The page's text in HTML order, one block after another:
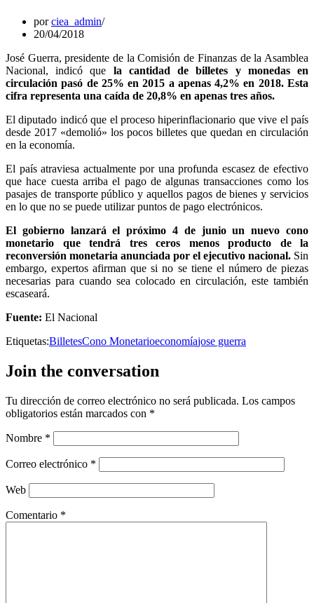
porciea_admin
20/04/2018
José Guerra, presidente de la Comisión de Finanzas de la Asamblea
Nacional, indicó que la cantidad de billetes y monedas en
circulación pasó de 25% en 2015 a apenas 4,2% en 2018. Esta
cifra representa una caída de 20,8% en apenas tres años.
El diputado indicó que el proceso hiperinflacionario que vive el país
desde 2017 «demolió» los pocos billetes que quedan en circulación
en la economía.
El país atraviesa actualmente por una profunda escasez de efectivo
que hace cuesta arriba el pago de algunas transacciones como los
pasajes de transporte público y aquellos pagos de bienes y servicios
en lo que no se puede utilizar puntos de pago electrónicos.
El gobierno lanzará el próximo 4 de junio un nuevo cono
monetario que tendrá tres ceros menos producto de la
reconversión monetaria anunciada por el ejecutivo nacional. Sin
embargo, expertos afirman que si no se tiene el número de piezas
necesarias para cuando sea colocado en circulación, este también
escaseará.
Fuente: El Nacional
Etiquetas:BilletesCono Monetarioeconomíajose guerra
Join the conversation
Tu dirección de correo electrónico no será publicada. Los campos
obligatorios están marcados con *
Nombre *
Correo electrónico *
Web
Comentario *